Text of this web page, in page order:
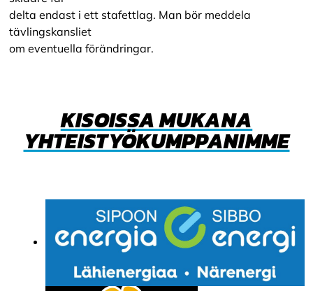
delta endast i ett stafettlag. Man bör meddela
tävlingskansliet
om eventuella förändringar.
KISOISSA MUKANA
YHTEISTYÖKUMPPANIMME